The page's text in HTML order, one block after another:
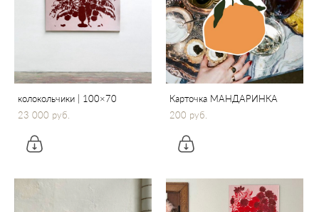
колокольчики | 100×70
23 000 pуб.
Карточка МАНДАРИНКА
200 pуб.